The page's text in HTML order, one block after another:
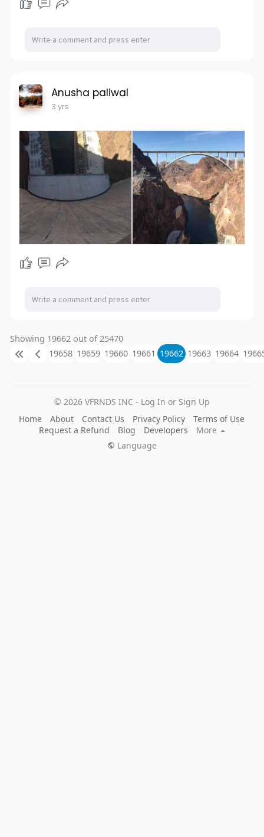
Anusha paliwal
3 yrs
Showing 19662 out of 25470
19658 19659 19660 19661 19662 19663 19664
© 2026 VFRNDS INC - Log In or Sign Up
Home
About Contact Us Privacy Policy
Terms of Use
Request a Refund
Blog Developers
More
Language